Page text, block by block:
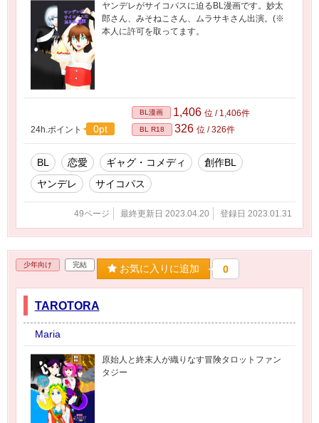
ヤンデレがサイコパスに迫るBL漫画です。妙太
郎さん、みそねこさん、ムラサキさん出演。(※
本人に許可を取ってます。
24h.ポイント 0pt
BL漫画 1,406 位 / 1,406件
BL R18 326 位 / 326件
BL 恋愛 ギャグ・コメディ
創作BL
ヤンデレ
サイコパス
49ページ 最終更新日 2023.04.20 登録日 2023.01.31
少年向け 完結 お気に入りに追加 0
TAROTORA
Maria
原始人と終末人が織りなす冒険タロットファン
タジー